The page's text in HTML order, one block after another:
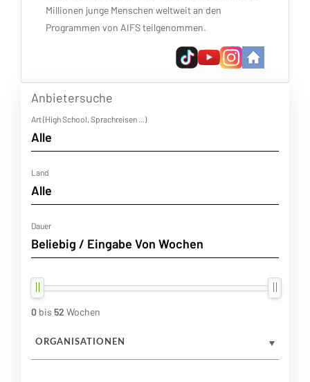
Millionen junge Menschen weltweit an den
Programmen von AIFS teilgenommen.
Anbietersuche
Art (High School, Sprachreisen ...)
Land
Dauer
0 bis 52 Wochen
ORGANISATIONEN